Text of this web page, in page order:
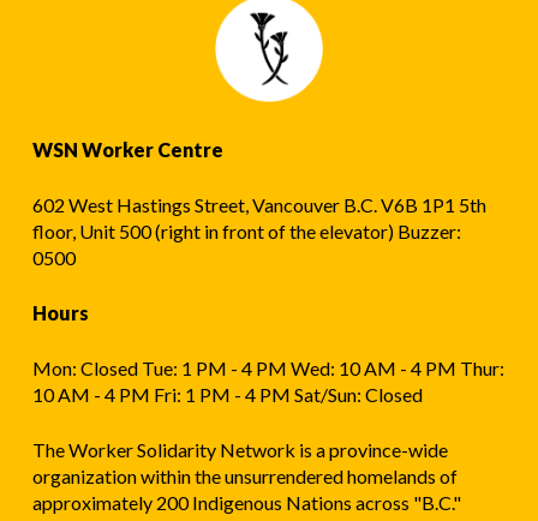
WSN Worker Centre
602 West Hastings Street, Vancouver B.C. V6B 1P1 5th
floor, Unit 500 (right in front of the elevator) Buzzer:
0500
Hours
Mon: Closed Tue: 1 PM - 4 PM Wed: 10 AM - 4 PM Thur:
10 AM - 4 PM Fri: 1 PM - 4 PM Sat/Sun: Closed
The Worker Solidarity Network is a province-wide
organization within the unsurrendered homelands of
approximately 200 Indigenous Nations across "B.C."